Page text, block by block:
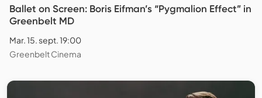
Ballet on Screen: Boris Eifman’s “Pygmalion Effect” in
Greenbelt MD
Mar. 15. sept. 19:00
Greenbelt Cinema